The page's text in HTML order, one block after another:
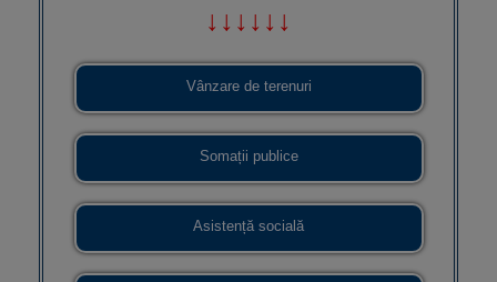
↓↓↓↓↓↓
Vânzare de terenuri
Somații publice
Asistență socială